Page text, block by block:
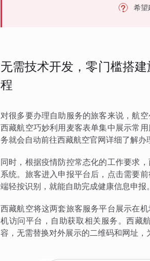
希望
无需技术开发，零门槛搭
程
对很多要办理自助服务的旅客来说，航
西藏航空巧妙利用麦客表单集中展示常
务就会自动前往西藏航空官网详细了解办
同时，根据疫情防控常态化的工作要求
系统。旅客进入申报平台后，点击需要
端轻按识别，就能自助完成健康信息申报。
西藏航空将这两套旅客服务平台展示在
机访问平台，自助获取相关服务。西藏
容，无需替换对外展示的二维码和网址，